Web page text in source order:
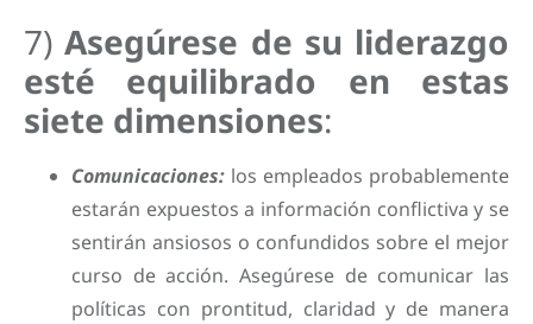
7)Asegúrese de su liderazgo
esté equilibrado en estas
siete dimensiones:
Comunicaciones: los empleados probablemente
estarán expuestos a información conflictiva y se
sentirán ansiosos o confundidos sobre el mejor
curso de acción. Asegúrese de comunicar las
políticas con prontitud, claridad y de manera